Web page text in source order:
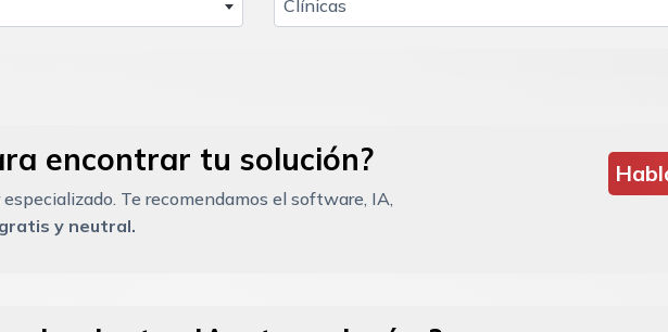
Clínicas
encontrar tu solución?
Te recomendamos el software, IA,
y neutral.